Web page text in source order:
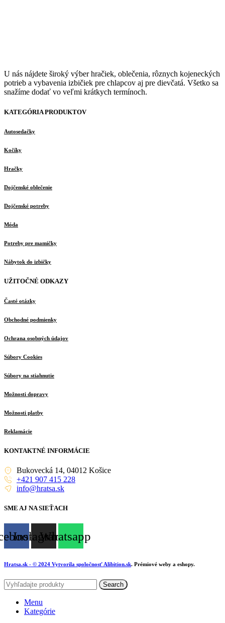
U nás nájdete široký výber hračiek, oblečenia, rôznych kojeneckých
potrieb a vybavenia izbičiek pre chlapcov aj pre dievčatá. Všetko sa
snažíme dodať vo veľmi krátkych termínoch.
KATEGÓRIA PRODUKTOV
Autosedačky
Kočíky
Hračky
Dojčenské oblečenie
Dojčenské potreby
Móda
Potreby pre mamičky
Nábytok do izbičky
UŽITOČNÉ ODKAZY
Časté otázky
Obchodné podmienky
Ochrana osobných údajov
Súbory Cookies
Súbory na stiahnutie
Možnosti dopravy
Možnosti platby
Reklamácie
KONTAKTNÉ INFORMÁCIE
Bukovecká 14, 04012 Košice
+421 907 415 228
info@hratsa.sk
SME AJ NA SIEŤACH
InstagramWhatsapp
Hratsa.sk - © 2024 Vytvorila spoločnosť Alibition.sk. Prémiové weby a eshopy.
Search
Menu
Kategórie